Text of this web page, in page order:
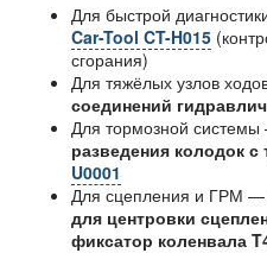
Для быстрой
Car-Tool CT-H015
сгорания)
Для тяжёлых узлов
соединений
Для тормозной
разведения колодок с
U0001
Для сцепления и ГРМ —
для центровки
фиксатор коленвала